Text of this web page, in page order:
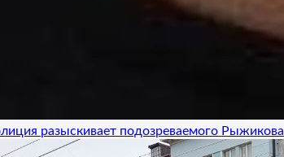
разыскивает подозреваемого Рыжикова